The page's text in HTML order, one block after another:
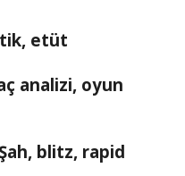
etüt
analizi, oyun
blitz, rapid